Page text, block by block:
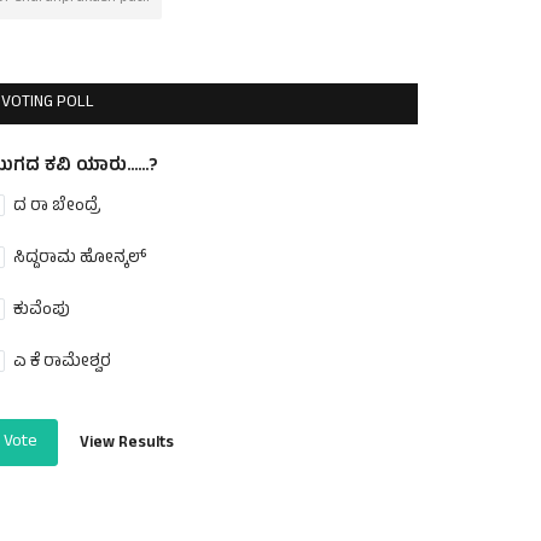
VOTING POLL
ಕವಿ ಯಾರು......?
ದ ರಾ ಬೇಂದ್ರೆ
ಸಿದ್ದರಾಮ ಹೋನ್ಕಲ್
ಕುವೆಂಪು
ಎ ಕೆ ರಾಮೇಶ್ವರ
Vote View Results